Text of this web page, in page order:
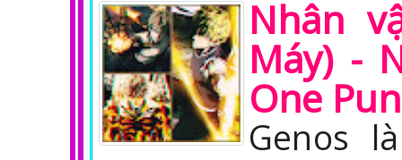
Nhân
Máy) -
One
Genos